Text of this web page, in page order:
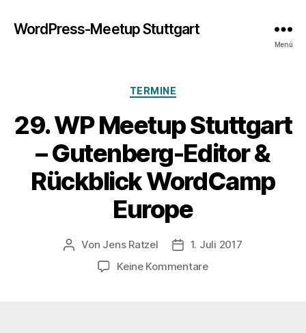
WordPress-Meetup Stuttgart
Menü
Kategorien
TERMINE
29. WP Meetup Stuttgart
– Gutenberg-Editor &
Rückblick WordCamp
Europe
Beitragsautor
Von Jens Ratzel Veröffentlichungsdatum
1. Juli 2017
Keine Kommentarezu